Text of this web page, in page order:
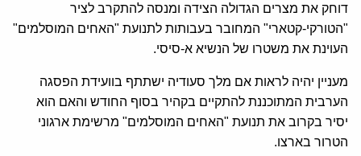
דוחק את מצרים הגדולה הצידה ומנסה להתקרב לציר
"הטורקי-קטארי" המחובר בעבותות לתנועת "האחים המוסלמים"
העוינת את משטרו של הנשיא א-סיסי.
מעניין יהיה לראות אם מלך סעודיה ישתתף בוועידת הפסגה
הערבית המתוכננת להתקיים בקהיר בסוף החודש והאם הוא
יסיר בקרוב את תנועת "האחים המוסלמים" מרשימת ארגוני
הטרור בארצו.